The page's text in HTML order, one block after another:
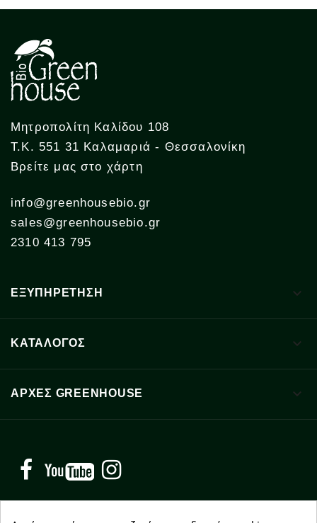
Μητροπολίτη Καλίδου 108
Τ.Κ. 551 31 Καλαμαριά - Θεσσαλονίκη
Βρείτε μας στο χάρτη
info@greenhousebio.gr
sales@greenhousebio.gr
2310 413 795
ΕΞΥΠΗΡΕΤΗΣΗ 
ΚΑΤΑΛΟΓΟΣ 
ΑΡΧΈΣ GREENHOUSE 
Facebook YouTube